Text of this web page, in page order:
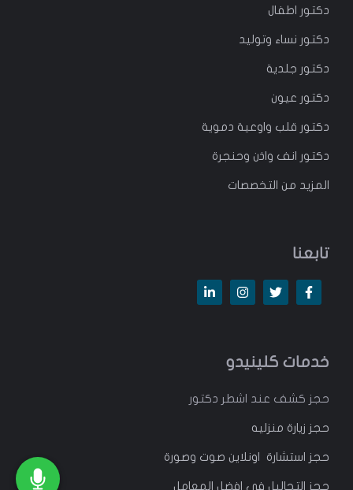
دكتور اطفال
دكتور نساء وتوليد
دكتور جلدية
دكتور عيون
دكتور قلب واوعية دموية
دكتور انف واذن وحنجرة
المزيد من التخصصات
تابعنا
خدمات كلينيدو
حجز كشف عند اشطر دكتور
حجز زيارة منزليه
حجز استشارة اونلاين صوت وصورة
حجز التحاليل في افضل المعامل